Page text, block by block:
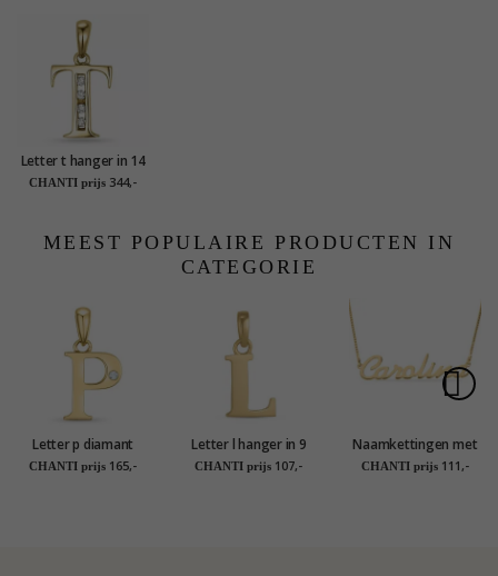
Letter t hanger in 14
caraat goud 0,04 ct
CHANTI prijs 344,-
MEEST POPULAIRE PRODUCTEN IN
CATEGORIE
Letter p diamant
hanger in 9 caraat
CHANTI prijs 165,-
Letter l hanger in 9
karaat goud - My
CHANTI prijs 107,-
Naamkettingen met
hanger in verguld
CHANTI prijs 111,-